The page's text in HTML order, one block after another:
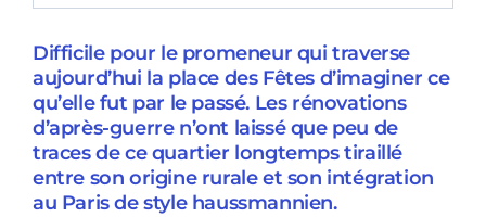
Difficile pour le promeneur qui traverse
aujourd’hui la place des Fêtes d’imaginer ce
qu’elle fut par le passé. Les rénovations
d’après-guerre n’ont laissé que peu de
traces de ce quartier longtemps tiraillé
entre son origine rurale et son intégration
au Paris de style haussmannien.